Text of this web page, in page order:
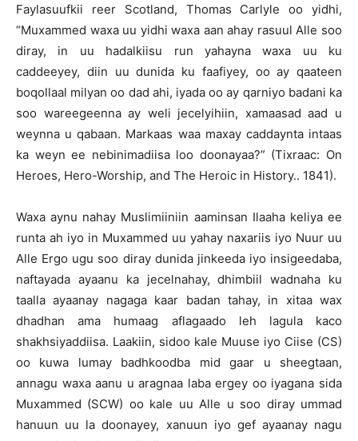
Faylasuufkii reer Scotland, Thomas Carlyle oo yidhi,
“Muxammed waxa uu yidhi waxa aan ahay rasuul Alle soo
diray, in uu hadalkiisu run yahayna waxa uu ku
caddeeyey, diin uu dunida ku faafiyey, oo ay qaateen
boqollaal milyan oo dad ahi, iyada oo ay qarniyo badani ka
soo wareegeenna ay weli jecelyihiin, xamaasad aad u
weynna u qabaan. Markaas waa maxay caddaynta intaas
ka weyn ee nebinimadiisa loo doonayaa?” (Tixraac: On
Heroes, Hero-Worship, and The Heroic in History.. 1841).
Waxa aynu nahay Muslimiiniin aaminsan Ilaaha keliya ee
runta ah iyo in Muxammed uu yahay naxariis iyo Nuur uu
Alle Ergo ugu soo diray dunida jinkeeda iyo insigeedaba,
naftayada ayaanu ka jecelnahay, dhimbiil wadnaha ku
taalla ayaanay nagaga kaar badan tahay, in xitaa wax
dhadhan ama humaag aflagaado leh lagula kaco
shakhsiyaddiisa. Laakiin, sidoo kale Muuse iyo Ciise (CS)
oo kuwa lumay badhkoodba mid gaar u sheegtaan,
annagu waxa aanu u aragnaa laba ergey oo iyagana sida
Muxammed (SCW) oo kale uu Alle u soo diray ummad
hanuun uu la doonayey, xanuun iyo gef ayaanay nagu